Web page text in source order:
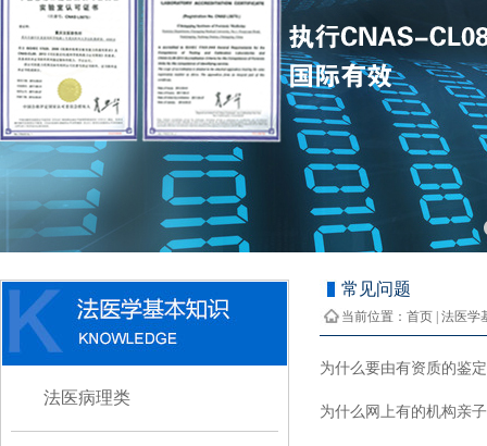
法医病理类
常见问题
当前位置： 首页 法医学
为什么要由有资质的鉴
为什么网上有的机构亲